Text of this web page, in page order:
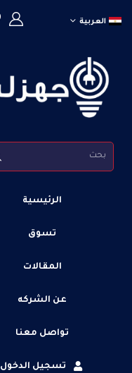
العربية
الرئيسية
تسوق
المقالات
عن الشركه
تواصل معنا
تسجيل الدخول